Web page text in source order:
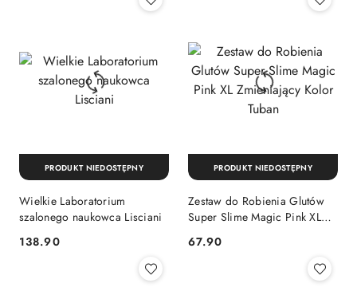
Wielkie Laboratorium
szalonego naukowca Lisciani
Cena:
138.90
PRODUKT NIEDOSTĘPNY
Zestaw do Robienia Glutów
Super Slime Magic Pink XL
Cena:
67.90
PRODUKT NIEDOSTĘPNY